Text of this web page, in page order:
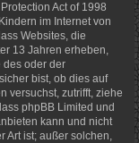
Act of 1998
im Internet von
Websites, die
13 Jahren erheben,
des oder der
bist, ob dies auf
versuchst, zutrifft, ziehe
phpBB Limited und
kann und nicht
Art ist; außer solchen,